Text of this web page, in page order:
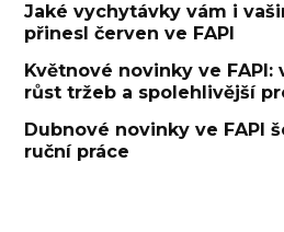
Jaké vychytávky vám i
přinesl červen ve FAPI
Květnové novinky ve
růst tržeb a spolehlivější
Dubnové novinky ve FAPI
ruční práce